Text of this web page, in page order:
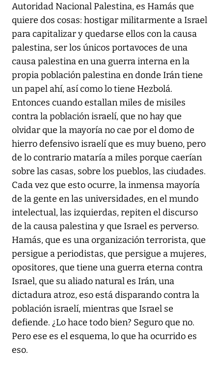
Autoridad Nacional Palestina, es Hamás que
quiere dos cosas: hostigar militarmente a Israel
para capitalizar y quedarse ellos con la causa
palestina, ser los únicos portavoces de una
causa palestina en una guerra interna en la
propia población palestina en donde Irán tiene
un papel ahí, así como lo tiene Hezbolá.
Entonces cuando estallan miles de misiles
contra la población israelí, que no hay que
olvidar que la mayoría no cae por el domo de
hierro defensivo israelí que es muy bueno, pero
de lo contrario mataría a miles porque caerían
sobre las casas, sobre los pueblos, las ciudades.
Cada vez que esto ocurre, la inmensa mayoría
de la gente en las universidades, en el mundo
intelectual, las izquierdas, repiten el discurso
de la causa palestina y que Israel es perverso.
Hamás, que es una organización terrorista, que
persigue a periodistas, que persigue a mujeres,
opositores, que tiene una guerra eterna contra
Israel, que su aliado natural es Irán, una
dictadura atroz, eso está disparando contra la
población israelí, mientras que Israel se
defiende. ¿Lo hace todo bien? Seguro que no.
Pero ese es el esquema, lo que ha ocurrido es
eso.